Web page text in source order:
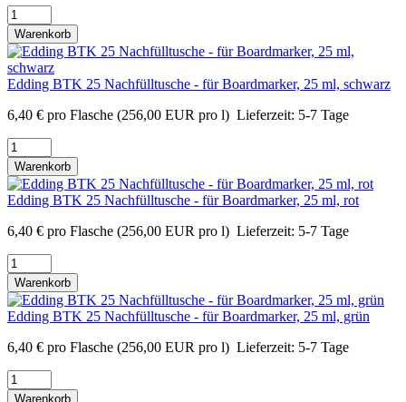
Warenkorb
Edding BTK 25 Nachfülltusche - für Boardmarker, 25 ml, schwarz
6,40 € pro Flasche (256,00 EUR pro l) Lieferzeit: 5-7 Tage
Warenkorb
Edding BTK 25 Nachfülltusche - für Boardmarker, 25 ml, rot
6,40 € pro Flasche (256,00 EUR pro l) Lieferzeit: 5-7 Tage
Warenkorb
Edding BTK 25 Nachfülltusche - für Boardmarker, 25 ml, grün
6,40 € pro Flasche (256,00 EUR pro l) Lieferzeit: 5-7 Tage
Warenkorb